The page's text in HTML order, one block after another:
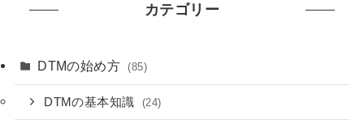
カテゴリー
DTMの始め方 (85)
DTMの基本知識 (24)